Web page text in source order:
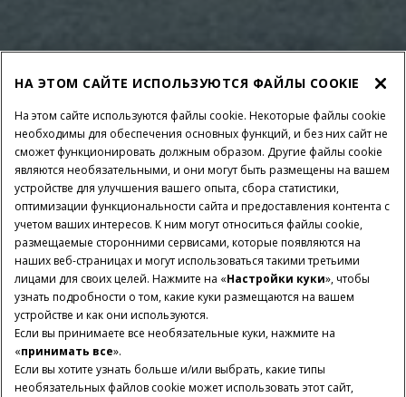
НА ЭТОМ САЙТЕ ИСПОЛЬЗУЮТСЯ ФАЙЛЫ COOKIE
На этом сайте используются файлы cookie. Некоторые файлы cookie
необходимы для обеспечения основных функций, и без них сайт не
сможет функционировать должным образом. Другие файлы cookie
являются необязательными, и они могут быть размещены на вашем
устройстве для улучшения вашего опыта, сбора статистики,
оптимизации функциональности сайта и предоставления контента с
учетом ваших интересов. К ним могут относиться файлы cookie,
размещаемые сторонними сервисами, которые появляются на
наших веб-страницах и могут использоваться такими третьими
лицами для своих целей. Нажмите на «Настройки куки», чтобы
узнать подробности о том, какие куки размещаются на вашем
устройстве и как они используются.
Если вы принимаете все необязательные куки, нажмите на
«принимать все».
Если вы хотите узнать больше и/или выбрать, какие типы
необязательных файлов cookie может использовать этот сайт,